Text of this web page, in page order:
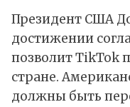
Президент США
достижении
позволит TikTok
стране.
должны быть